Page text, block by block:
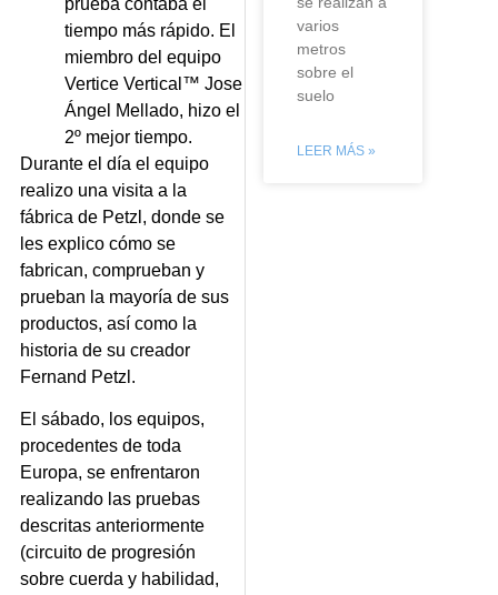
prueba contaba el
tiempo más rápido. El
miembro del equipo
Vertice Vertical™ Jose
Ángel Mellado, hizo el
2º mejor tiempo.
Durante el día el equipo
realizo una visita a la
fábrica de Petzl, donde se
les explico cómo se
fabrican, comprueban y
prueban la mayoría de sus
productos, así como la
historia de su creador
Fernand Petzl.
El sábado, los equipos,
procedentes de toda
Europa, se enfrentaron
realizando las pruebas
descritas anteriormente
(circuito de progresión
sobre cuerda y habilidad,
varios
metros
sobre el
suelo
LEER MÁS »